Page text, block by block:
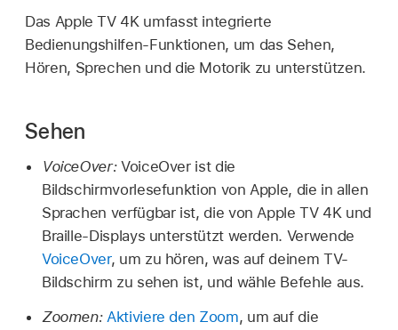
Das Apple TV 4K umfasst integrierte
Bedienungshilfen-Funktionen, um das Sehen,
Hören, Sprechen und die Motorik zu unterstützen.
Sehen
VoiceOver: VoiceOver ist die
Bildschirmvorlesefunktion von Apple, die in allen
Sprachen verfügbar ist, die vonApple TV 4Kund
Braille-Displays unterstützt werden. Verwende
VoiceOver, um zu hören, was auf deinem TV-
Bildschirm zu sehen ist, und wähle Befehle aus.
Zoomen:Aktiviere den Zoom, um auf die